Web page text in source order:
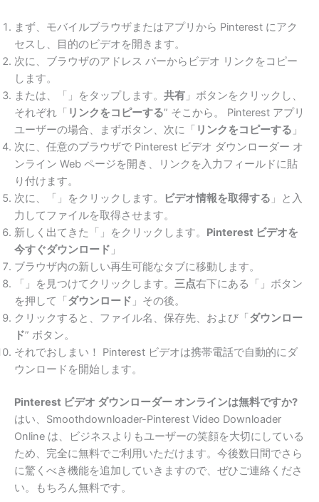
まず、モバイルブラウザまたはアプリから Pinterest にアク
セスし、目的のビデオを開きます。
次に、ブラウザのアドレス バーからビデオ リンクをコピー
します。
または、「」をタップします。 共有 」ボタンをクリックし、
それぞれ「 リンクをコピーする” そこから。 Pinterest アプリ
ユーザーの場合、まずボタン、次に「 リンクをコピーする 」
次に、任意のブラウザで Pinterest ビデオ ダウンローダー オ
ンライン Web ページを開き、リンクを入力フィールドに貼
り付けます。
次に、「」をクリックします。
ビデオ情報を取得する 」と入
力してファイルを取得させます。
新しく出てきた「」をクリックします。 Pinterest ビデオを
今すぐダウンロード 」
ブラウザ内の新しい再生可能なタブに移動します。
「」を見つけてクリックします。 三点右下にある「」ボタン
を押して「ダウンロード 」その後。
クリックすると、ファイル名、保存先、および「ダウンロー
ド” ボタン。
それでおしまい！ Pinterest ビデオは携帯電話で自動的にダ
ウンロードを開始します。
Pinterest ビデオ ダウンローダー オンラインは無料ですか?
はい、Smoothdownloader-Pinterest Video Downloader
Online は、ビジネスよりもユーザーの笑顔を大切にしている
ため、完全に無料でご利用いただけます。今後数日間でさら
に驚くべき機能を追加していきますので、ぜひご連絡くださ
い。もちろん無料です。